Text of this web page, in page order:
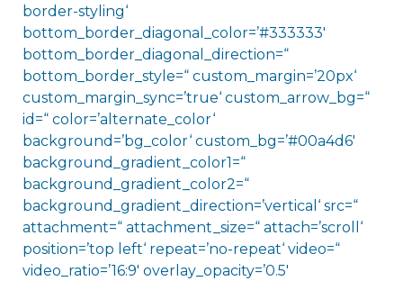
border-styling‘
bottom_border_diagonal_color=’#333333′
bottom_border_diagonal_direction=“
bottom_border_style=“ custom_margin=’20px‘
custom_margin_sync=’true‘ custom_arrow_bg=“
id=“ color=’alternate_color‘
background=’bg_color‘ custom_bg=’#00a4d6′
background_gradient_color1=“
background_gradient_color2=“
background_gradient_direction=’vertical‘ src=“
attachment=“ attachment_size=“ attach=’scroll‘
position=’top left‘ repeat=’no-repeat‘ video=“
video_ratio=’16:9′ overlay_opacity=’0.5′